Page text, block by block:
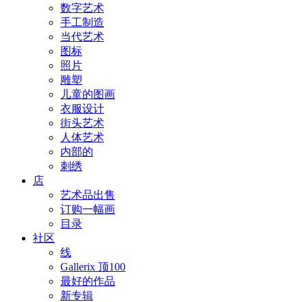
数字艺术
手工制造
当代艺术
图标
照片
雕塑
儿童的图画
衣服设计
街头艺术
人体艺术
内部的
刺绣
店
艺术品出售
订购一幅画
目录
社区
线
Gallerix 顶100
最好的作品
新专辑